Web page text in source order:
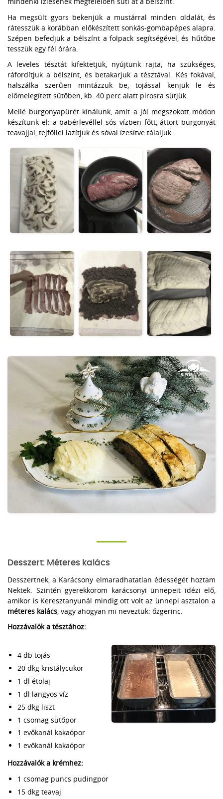
Ha megsült gyors bekenjük a mustárral minden oldalát, és
rátesszük a korábban előkészített sonkás-gombapépes alapra.
Szépen befedjük a bélszínt a folpack segítségével, és hűtőbe
tesszük egy fél órára.
A leveles tésztát kifektetjük, nyújtunk rajta, ha szükséges,
ráfordítjuk a bélszínt, és betakarjuk a tésztával. Kés fokával,
halszálka szerűen mintázzuk be, tojással kenjük le és
előmelegített sütőben, kb. 40 perc alatt pirosra sütjük.
Mellé burgonyapürét kínálunk, amit a jól megszokott módon
készítünk el: a babérlevéllel sós vízben főtt, áttört burgonyát
teavajjal, tejföllel lazítjuk és sóval ízesítve tálaljuk.
Desszert: Méteres kalács
Desszertnek, a Karácsony elmaradhatatlan édességét hoztam
Nektek. Szintén gyerekkorom karácsonyi ünnepeit idézi elő,
amikor is Keresztanyunál mindig ott volt az ünnepi asztalon a
méteres kalács , vagy ahogyan mi neveztük: őzgerinc.
Hozzávalók a tésztához:
4 db tojás
20 dkg kristálycukor
1 dl étolaj
1 dl langyos víz
25 dkg liszt
1 csomag sütőpor
1 evőkanál kakaópor
1 evőkanál kakaópor
Hozzávalók a krémhez:
1 csomag puncs pudingpor
15 dkg teavaj